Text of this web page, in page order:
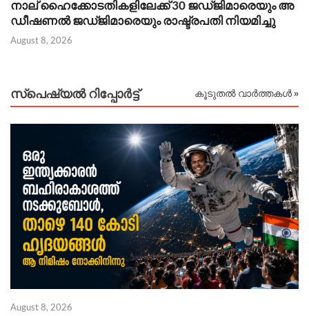
നാല് ഹൈക്കോടതികളിലേക്ക് 30 ജഡ്ജിമാരെയും അ
ഡീഷണൽ ജഡ്ജിമാരെയും രാഷ്ട്രപതി നിയമിച്ചു
August 8, 2026
സ്പെഷ്യൽ റിപ്പോര്‍ട്ട് കൂടുതൽ വാർത്തകൾ »
August 8, 2026